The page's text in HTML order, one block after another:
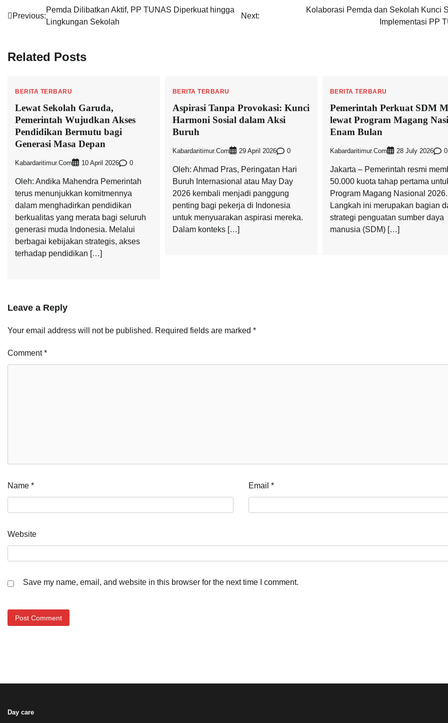
Post
navigation
Previous:
Pemda Dilibatkan Aktif, PP TUNAS Diperkuat hingga
Lingkungan Sekolah
Next:
Kolaborasi Pemda dan Sekolah Kunci
Implementasi PP
Related Posts
BERITA TERBARU
Lewat Sekolah Garuda,
Pemerintah Wujudkan Akses
Pendidikan Bermutu bagi
Generasi Masa Depan
Kabardaritimur.com 10 April 2026 0
Oleh: Andika Mahendra Pemerintah
terus menunjukkan komitmennya
dalam menghadirkan pendidikan
berkualitas yang merata bagi seluruh
generasi muda Indonesia. Melalui
berbagai kebijakan strategis, akses
terhadap pendidikan […]
BERITA TERBARU
Aspirasi Tanpa Provokasi: Kunci
Harmoni Sosial dalam Aksi
Buruh
Kabardaritimur.com 29 April 2026 0
Oleh: Ahmad Pras, Peringatan Hari
Buruh Internasional atau May Day
2026 kembali menjadi panggung
penting bagi pekerja di Indonesia
untuk menyuarakan aspirasi mereka.
Dalam konteks […]
BERITA TERBARU
Pemerintah Perkuat SDM
lewat Program Magang
Enam Bulan
Kabardaritimur.com 28 July 2026 0
Jakarta – Pemerintah resmi
50.000 kuota tahap pertama
Program Magang Nasional 2026.
Langkah ini merupakan bagian
strategi penguatan sumber daya
manusia (SDM) […]
Leave a Reply
Your email address will not be published. Required fields are marked *
Comment*
Name * Email*
Website
Save my name, email, and website in this browser for the next time I comment.
Day care